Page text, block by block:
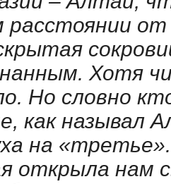
расстоянии
Хотя
Но словно
как называл
на
открыла нам